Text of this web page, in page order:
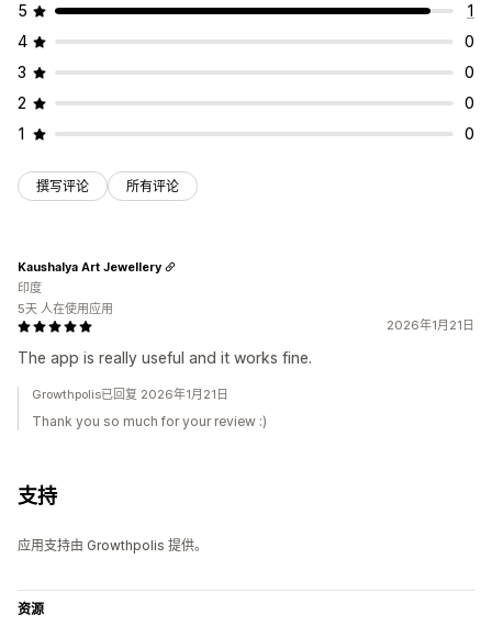
5
1
4
0
3
0
2
0
1
0
撰写评论 所有评论
2026年1月21日
The app is really useful and it works fine.
Kaushalya Art Jewellery
印度
5天 人在使用应用
Growthpolis已回复 2026年1月21日
Thank you so much for your review :)
支持
应用支持由 Growthpolis 提供。
资源